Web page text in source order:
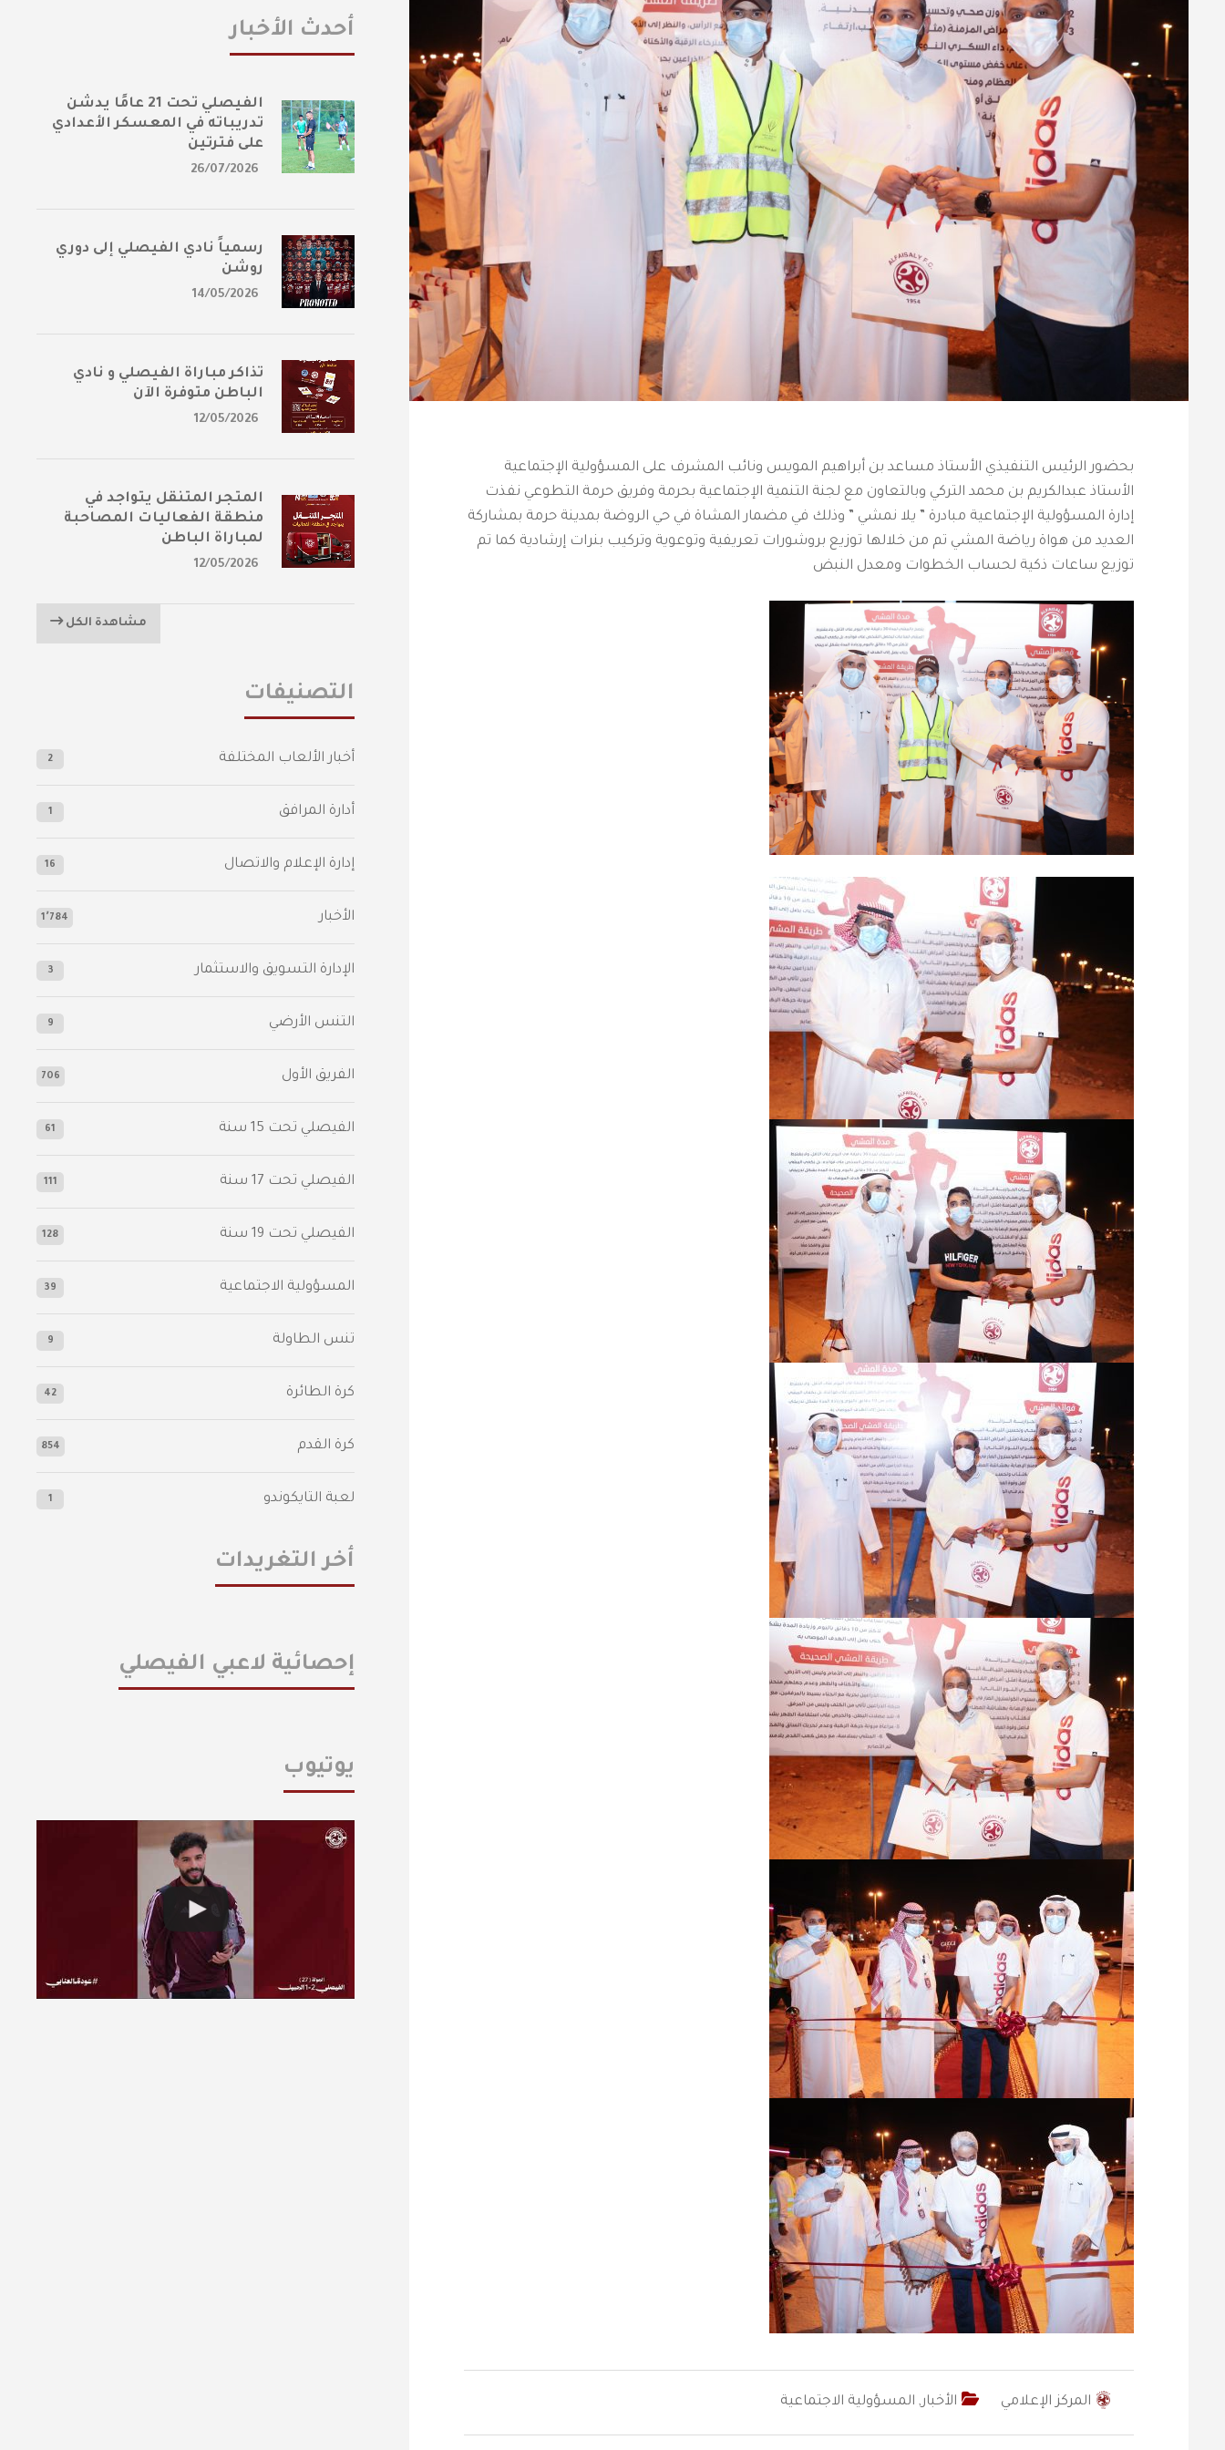
بحضور الرئيس التنفيذي الأستاذ مساعد بن أبراهيم المويس ونائب المشرف على المسؤولية الإجتماعية
الأستاذ عبدالكريم بن محمد التركي وبالتعاون مع لجنة التنمية الإجتماعية بحرمة وفريق حرمة التطوعي نفذت
إدارة المسؤولية الإجتماعية مبادرة ” يلا نمشي ” وذلك في مضمار المشاة في حي الروضة بمدينة حرمة بمشاركة
العديد من هواة رياضة المشي تم من خلالها توزيع بروشورات تعريفية وتوعوية وتركيب بنرات إرشادية كما تم
توزيع ساعات ذكية لحساب الخطوات ومعدل النبض
المركز الإعلامي الأخبار, المسؤولية الاجتماعية
أحدث الأخبار
الفيصلي تحت 21 عامًا يدشن
تدريباته في المعسكر الأعدادي
على فترتين
26/07/2026
رسمياً نادي الفيصلي إلى دوري
روشن
14/05/2026
تذاكر مباراة الفيصلي و نادي
الباطن متوفرة الآن
12/05/2026
المتجر المتنقل يتواجد في
منطقة الفعاليات المصاحبة
لمباراة الباطن
12/05/2026
مشاهدة الكل
التصنيفات
أخبار الألعاب المختلفة 2
أدارة المرافق 1
إدارة الإعلام والاتصال 16
الأخبار 1٬784
الإدارة التسويق والاستثمار 3
التنس الأرضي 9
الفريق الأول 706
الفيصلي‬⁩ تحت 15 سنة 61
‫الفيصلي‬⁩ تحت 17 سنة 111
الفيصلي‬⁩ تحت 19 سنة 128
المسؤولية الاجتماعية 39
تنس الطاولة 9
كرة الطائرة 42
كرة القدم 854
لعبة التايكوندو 1
أخر التغريدات
إحصائية لاعبي الفيصلي
يوتيوب